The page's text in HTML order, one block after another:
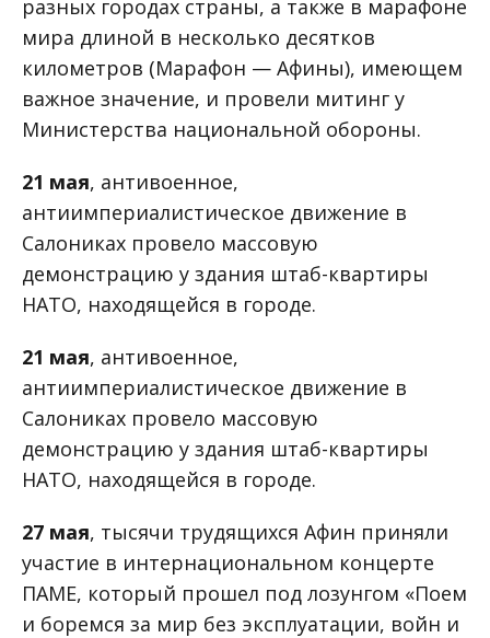
разных городах страны, а также в марафоне
мира длиной в несколько десятков
километров (Марафон — Афины), имеющем
важное значение, и провели митинг у
Министерства национальной обороны.
21 мая, антивоенное,
антиимпериалистическое движение в
Салониках провело массовую
демонстрацию у здания штаб-квартиры
НАТО, находящейся в городе.
21 мая, антивоенное,
антиимпериалистическое движение в
Салониках провело массовую
демонстрацию у здания штаб-квартиры
НАТО, находящейся в городе.
27 мая, тысячи трудящихся Афин приняли
участие в интернациональном концерте
ПАМЕ, который прошел под лозунгом «Поем
и боремся за мир без эксплуатации, войн и